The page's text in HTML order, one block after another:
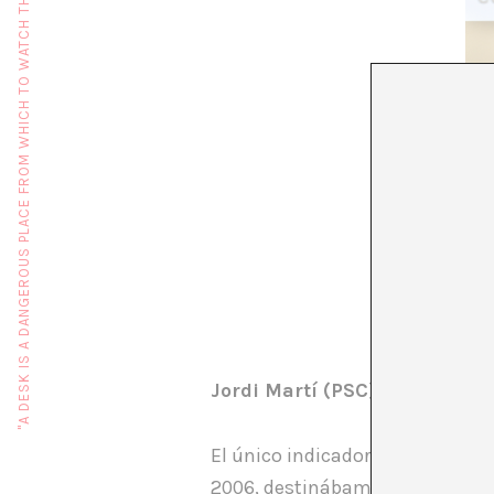
Jordi Martí (PSC)
El único indicador fiable para
2006, destinábamos 126